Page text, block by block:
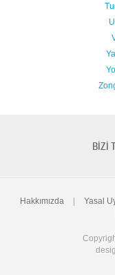
BİZİ
Hakkımızda | Yasal